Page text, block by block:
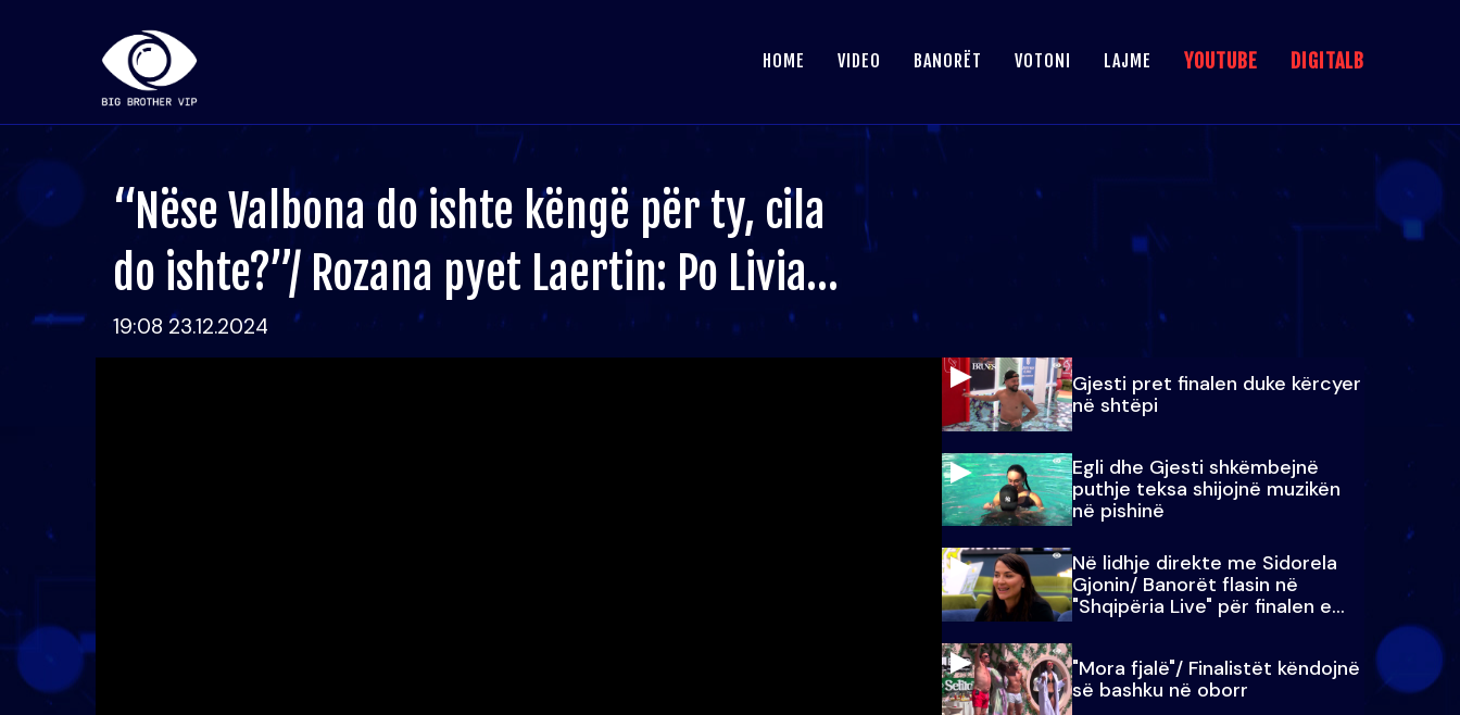
HOME VIDEO BANORËT VOTONI LAJME YOUTUBE DIGITALB
“Nëse Valbona do ishte këngë për ty, cila
do ishte?”/ Rozana pyet Laertin: Po Livia…
19:08 23.12.2024
Gjesti pret finalen duke kërcyer
në shtëpi
Egli dhe Gjesti shkëmbejnë
puthje teksa shijojnë muzikën
në pishinë
Në lidhje direkte me Sidorela
Gjonin/ Banorët flasin në
"Shqipëria Live" për finalen e
madhe
"Mora fjalë"/ Finalistët këndojnë
së bashku në oborr